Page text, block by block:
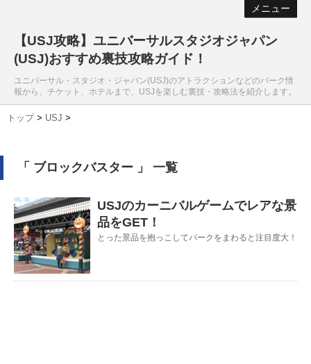
メニュー
【USJ攻略】ユニバーサルスタジオジャパン
(USJ)おすすめ裏技攻略ガイド！
ユニバーサル・スタジオ・ジャパン(USJ)のアトラクションなどのパーク情
報から、チケット、ホテルまで、USJを楽しむ裏技・攻略法を紹介します。
トップ > USJ >
「 ブロックバスター 」 一覧
USJのカーニバルゲームでレアな景
品をGET！
とった景品を抱っこしてパークをまわると注目度大！